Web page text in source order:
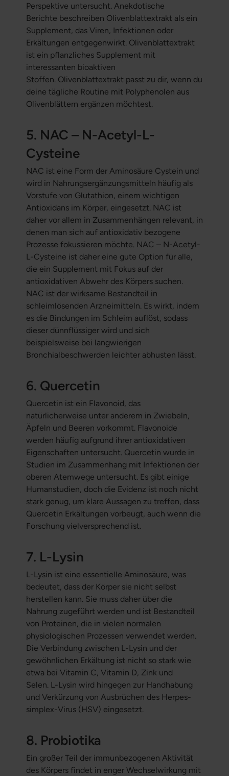
Perspektive untersucht. Anekdotische
Berichte beschreiben Olivenblattextrakt als ein
Supplement, das Viren, Infektionen oder
Erkältungen entgegenwirkt. Olivenblattextrakt
ist ein pflanzliches Supplement mit
interessanten bioaktiven
Stoffen. Olivenblattextrakt passt zu dir, wenn du
deine tägliche Routine mit Polyphenolen aus
Olivenblättern ergänzen möchtest.
5. NAC – N-Acetyl-L-
Cysteine
NAC ist eine Form der Aminosäure Cystein und
wird in Nahrungsergänzungsmitteln häufig als
Vorstufe von Glutathion, einem wichtigen
Antioxidans im Körper, eingesetzt. NAC ist
daher vor allem in Zusammenhängen relevant, in
denen man sich auf antioxidativ bezogene
Prozesse fokussieren möchte. NAC – N-Acetyl-
L-Cysteine ist daher eine gute Option für alle,
die ein Supplement mit Fokus auf der
antioxidativen Abwehr des Körpers suchen.
NAC ist der wirksame Bestandteil in
schleimlösenden Arzneimitteln. Es wirkt, indem
es die Bindungen im Schleim auflöst, sodass
dieser dünnflüssiger wird und sich
beispielsweise bei langwierigen
Bronchialbeschwerden leichter abhusten lässt.
6. Quercetin
Quercetin ist ein Flavonoid, das
natürlicherweise unter anderem in Zwiebeln,
Äpfeln und Beeren vorkommt. Flavonoide
werden häufig aufgrund ihrer antioxidativen
Eigenschaften untersucht. Quercetin wurde in
Studien im Zusammenhang mit Infektionen der
oberen Atemwege untersucht. Es gibt einige
Humanstudien, doch die Evidenz ist noch nicht
stark genug, um klare Aussagen zu treffen, dass
Quercetin Erkältungen vorbeugt, auch wenn die
Forschung vielversprechend ist.
7. L-Lysin
L-Lysin ist eine essentielle Aminosäure, was
bedeutet, dass der Körper sie nicht selbst
herstellen kann. Sie muss daher über die
Nahrung zugeführt werden und ist Bestandteil
von Proteinen, die in vielen normalen
physiologischen Prozessen verwendet werden.
Die Verbindung zwischen L-Lysin und der
gewöhnlichen Erkältung ist nicht so stark wie
etwa bei Vitamin C, Vitamin D, Zink und
Selen. L-Lysin wird hingegen zur Handhabung
und Verkürzung von Ausbrüchen des Herpes-
simplex-Virus (HSV) eingesetzt.
8. Probiotika
Ein großer Teil der immunbezogenen Aktivität
des Körpers findet in enger Wechselwirkung mit